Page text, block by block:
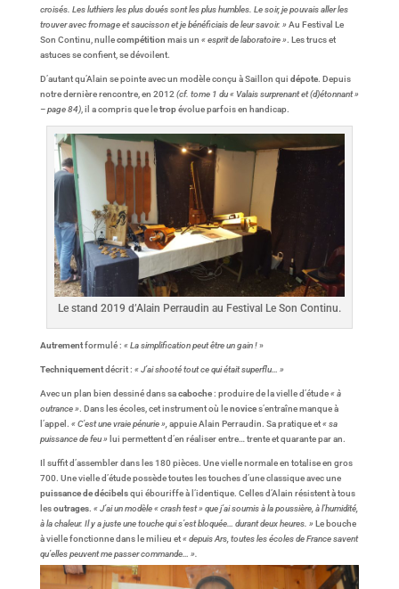
croisés. Les luthiers les plus doués sont les plus humbles. Le soir, je pouvais aller les
trouver avec fromage et saucisson et je bénéficiais de leur savoir. » Au Festival Le
Son Continu, nullecompétition mais un « esprit de laboratoire ». Les trucs et
astuces se confient, se dévoilent.
D’autant qu’Alain se pointe avec un modèle conçu à Saillon qui dépote. Depuis
notre dernière rencontre, en 2012 (cf. tome 1 du « Valais surprenant et (d)étonnant »
– page 84), il a compris que letropévolue parfois en handicap.
Le stand 2019 d’Alain Perraudin au Festival Le Son Continu.
Autrementformulé : « La simplification peut être un gain !»
Techniquementdécrit : « J’ai shooté tout ce qui était superflu… »
Avec un plan bien dessiné dans sacaboche: produire de la vielle d’étude« à
outrance ». Dans les écoles, cet instrument où lenovices’entraîne manque à
l’appel. « C’est une vraie pénurie », appuie Alain Perraudin. Sa pratique et« sa
puissance de feu » lui permettent d’en réaliser entre… trente et quarante par an.
Il suffit d’assembler dans les 180 pièces. Une vielle normale en totalise en gros
700. Une vielle d’étude possède toutes les touches d’une classique avec une
puissance de décibelsqui ébouriffe à l’identique. Celles d’Alain résistent à tous
lesoutrages. « J’ai un modèle « crash test » que j’ai soumis à la poussière, à l’humidité,
à la chaleur. Il y a juste une touche qui s’est bloquée… durant deux heures. » Le bouche
à vielle fonctionne dans le milieu et« depuis Ars, toutes les écoles de France savent
qu’elles peuvent me passer commande… ».